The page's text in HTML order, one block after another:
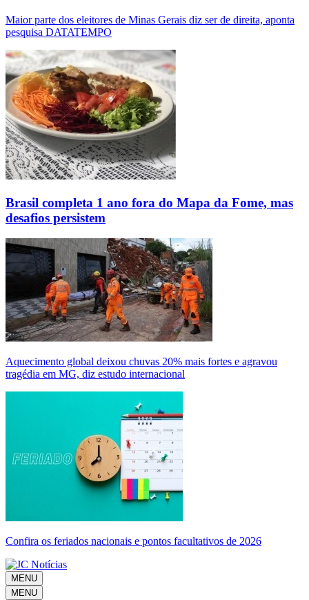
Maior parte dos eleitores de Minas Gerais diz ser de direita, aponta
pesquisa DATATEMPO
Brasil completa 1 ano fora do Mapa da Fome, mas
desafios persistem
Aquecimento global deixou chuvas 20% mais fortes e agravou
tragédia em MG, diz estudo internacional
Confira os feriados nacionais e pontos facultativos de 2026
MENU
MENU